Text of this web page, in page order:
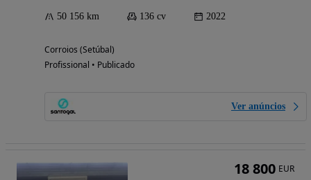
50 156 km 136 cv 2022
Corroios (Setúbal)
Profissional • Publicado
Ver anúncios
18 800 EUR